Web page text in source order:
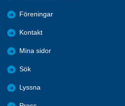
Föreningar
Kontakt
Mina sidor
Sök
Lyssna